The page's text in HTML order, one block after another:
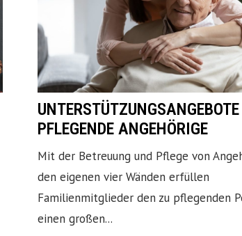
PFLEGENDE ANGEHÖRIGE
Mit der Betreuung und Pflege von
den eigenen vier Wänden erfüllen
Familienmitglieder den zu pflegenden
einen großen...